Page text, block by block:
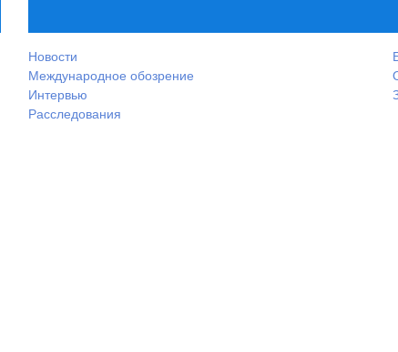
Новости
Международное обозрение
Интервью
Расследования